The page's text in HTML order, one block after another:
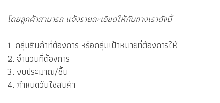
โดยลูกค้าสามารถ แจ้งรายละเอียดให้กับทางเราดังนี้
1. กลุ่มสินค้าที่ต้องการ หรือกลุ่มเป้าหมายที่ต้องการให้
2. จำนวนที่ต้องการ
3. งบประมาณ/ชิ้น
4. กำหนดวันใช้สินค้า